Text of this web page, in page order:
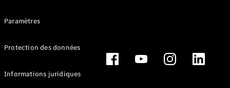
Paramètres
Protection des données
Informations juridiques